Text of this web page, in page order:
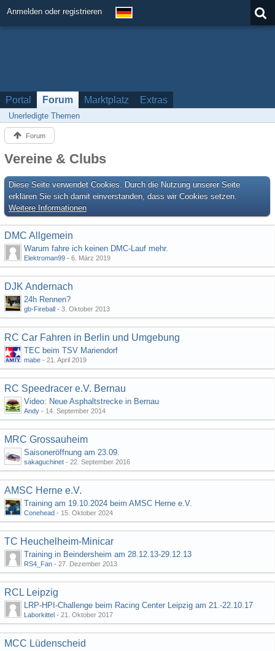
Anmelden oder registrieren
Portal Forum Marktplatz Extras
Unerledigte Themen
Forum
Vereine & Clubs
Diese Seite verwendet Cookies. Durch die Nutzung unserer Seite
erklären Sie sich damit einverstanden, dass wir Cookies setzen.
Weitere Informationen
DMC Allgemein
Warum fahre ich keinen DMC-Lauf mehr.
Elektroman99 - 6. März 2019
DJK Andernach
24h Rennen?
gb-Fireball - 3. Oktober 2013
RC Car Fahren in Berlin und Umgebung
TEC beim TSV Mariendorf
mabe - 21. April 2019
RC Speedracer e.V. Bernau
Video: Neue Asphaltstrecke in Bernau
Andy - 14. September 2014
MRC Grossauheim
Saisoneröffnung am 23.09.
sakaguchinet - 22. September 2016
AMSC Herne e.V.
Training am 19.10.2024 beim AMSC Herne e.V.
Conehead - 15. Oktober 2024
TC Heuchelheim-Minicar
Training in Beindersheim am 28.12.13-29.12.13
RS4_Fan - 27. Dezember 2013
RCL Leipzig
LRP-HPI-Challenge beim Racing Center Leipzig am 21.-22.10.17
Laborkittel - 21. Oktober 2017
MCC Lüdenscheid